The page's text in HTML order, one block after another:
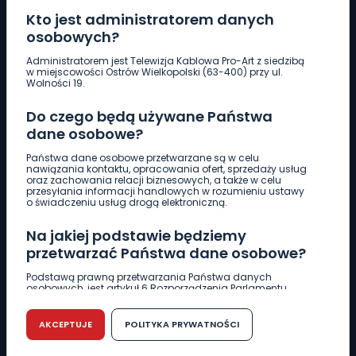
Kto jest administratorem danych
osobowych?
Administratorem jest Telewizja Kablowa Pro-Art z siedzibą
w miejscowości Ostrów Wielkopolski (63-400) przy ul.
Wolności 19.
Do czego będą używane Państwa
dane osobowe?
Państwa dane osobowe przetwarzane są w celu
nawiązania kontaktu, opracowania ofert, sprzedaży usług
oraz zachowania relacji biznesowych, a także w celu
przesyłania informacji handlowych w rozumieniu ustawy
o świadczeniu usług drogą elektroniczną.
Na jakiej podstawie będziemy
przetwarzać Państwa dane osobowe?
Podstawą prawną przetwarzania Państwa danych
osobowych, jest artykuł 6 Rozporządzenia Parlamentu
r. w sprawie ochrony osób fizycznych w związku z
przetwarzaniem danych osobowych w sprawie
swobodnego przepływu takich danych oraz uchylenia
dyrektywy 95/46/WE (RODO).
AKCEPTUJE POLITYKA PRYWATNOŚCI
Pobierz logotyp
661 997 997
REDAKCJA
62 735 22 22redakcja@wlkp24.info
DZIAŁ REKLAMY
62 735 01 85 reklama@wlkp24.info
WIADOMOŚCI
CIEKAWOSTKI